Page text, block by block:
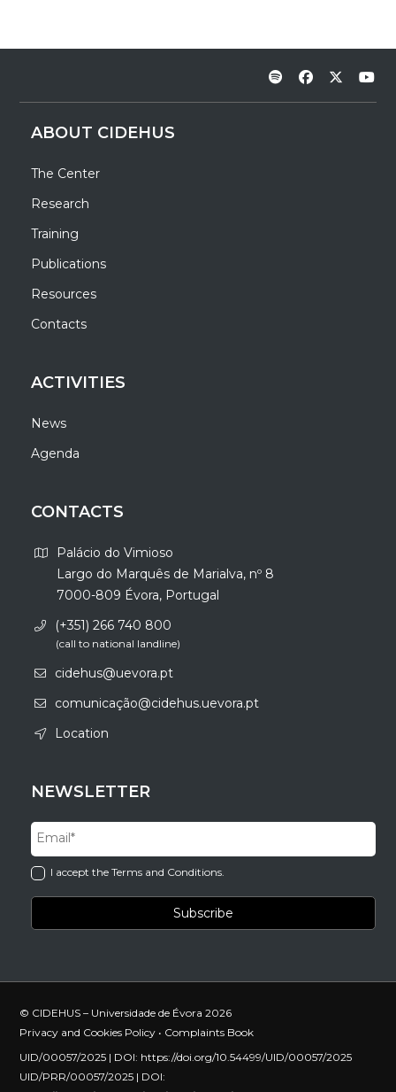
ABOUT CIDEHUS
The Center
Research
Training
Publications
Resources
Contacts
ACTIVITIES
News
Agenda
CONTACTS
Palácio do Vimioso
Largo do Marquês de Marialva, nº 8
7000-809 Évora, Portugal
(+351) 266 740 800
(call to national landline)
cidehus@uevora.pt
comunicação@cidehus.uevora.pt
Location
NEWSLETTER
I accept the Terms and Conditions.
© CIDEHUS – Universidade de Évora 2026
Privacy and Cookies Policy • Complaints Book
UID/00057/2025 | DOI: https://doi.org/10.54499/UID/00057/2025
UID/PRR/00057/2025 | DOI: